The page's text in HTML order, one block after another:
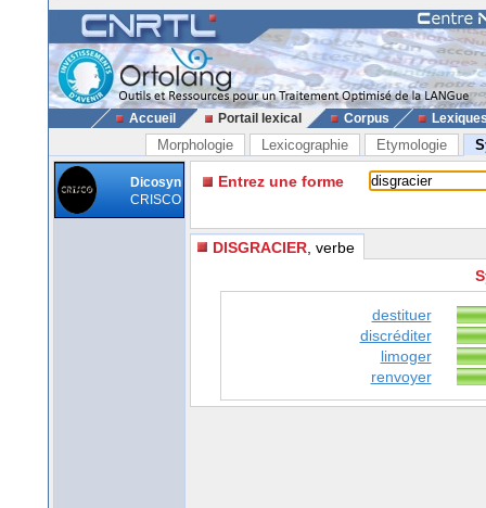
Accueil Portail lexical Corpus
Morphologie Lexicographie Etymologie
Dicosyn
CRISCO
Entrez une forme
DISGRACIER , verbe
destituer
discréditer
limoger
renvoyer